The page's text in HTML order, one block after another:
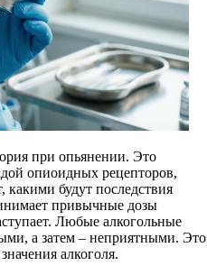
при опьянении. Это
опиоидных рецепторов,
будут последствия
привычные дозы
Любые алкогольные
а затем – неприятными. Это
алкоголя.